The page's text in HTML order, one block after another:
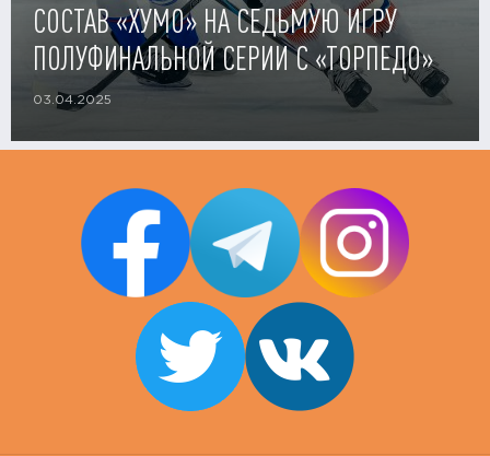
СОСТАВ «ХУМО» НА СЕДЬМУЮ ИГРУ
ПОЛУФИНАЛЬНОЙ СЕРИИ С «ТОРПЕДО»
03.04.2025